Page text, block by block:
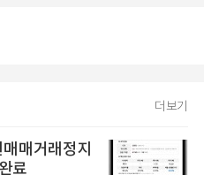
더보기
매거래정지
료